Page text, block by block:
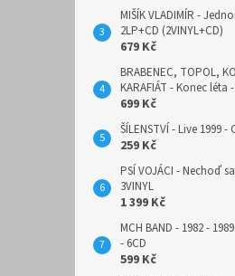
MIŠÍK VLADIMÍR -
2LP+CD (2VINYL+CD)
679 Kč
BRABENEC, TOPOL,
KARAFIÁT - Konec léta
699 Kč
ŠÍLENSTVÍ - Live 1999 -
259 Kč
PSÍ VOJÁCI - Nechoď
3VINYL
1 399 Kč
MCH BAND - 1982 -
- 6CD
599 Kč